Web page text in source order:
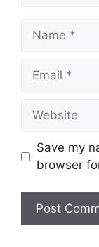
layak
bulan
berjaya.
Mohon
Name
Email
Website
Save my
browser